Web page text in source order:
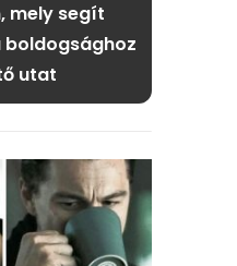
mely segít
utat